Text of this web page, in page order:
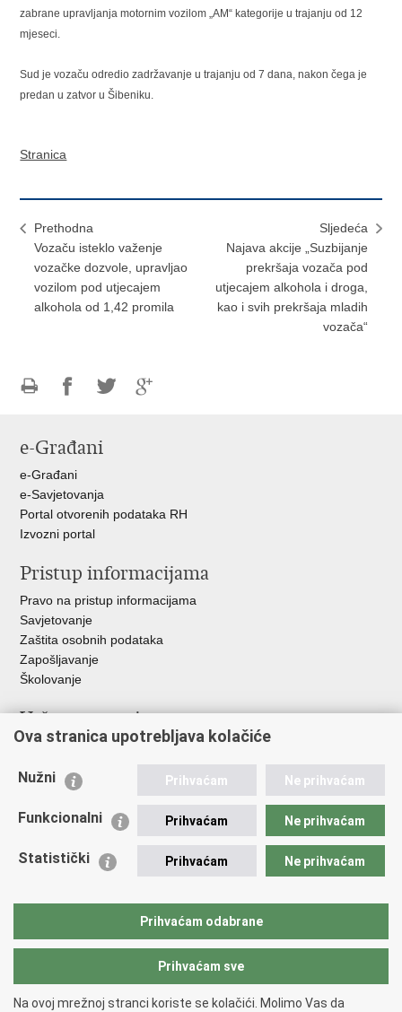
zabrane upravljanja motornim vozilom „AM“ kategorije u trajanju od 12
mjeseci.
Sud je vozaču odredio zadržavanje u trajanju od 7 dana, nakon čega je
predan u zatvor u Šibeniku.
Stranica
Prethodna
Vozaču isteklo važenje
vozačke dozvole, upravljao
vozilom pod utjecajem
alkohola od 1,42 promila
Sljedeća
Najava akcije „Suzbijanje
prekršaja vozača pod
utjecajem alkohola i droga,
kao i svih prekršaja mladih
vozača“
FacebookuTwitteru
e-Građani
e-Građani
e-Savjetovanja
Portal otvorenih podataka RH
Izvozni portal
Pristup informacijama
Pravo na pristup informacijama
Savjetovanje
Zaštita osobnih podataka
Zapošljavanje
Školovanje
Važne poveznice
Ministarstvo unutarnjih poslova
Udruge
Policijska akademija
Zaklada policijske solidarnosti
Vučetić"
Ova stranica upotrebljava kolačiće
Nužni Prihvaćam Ne prihvaćam
Funkcionalni Prihvaćam Ne prihvaćam
Statistički Prihvaćam Ne prihvaćam
Prihvaćam odabrane
Prihvaćam sve
Na ovoj mrežnoj stranci koriste se kolačići. Molimo Vas da